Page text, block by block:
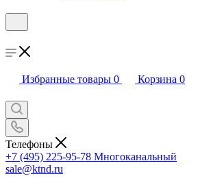
Избранные товары 0 Корзина 0
Телефоны
+7 (495) 225-95-78 Многоканальный
sale@ktnd.ru